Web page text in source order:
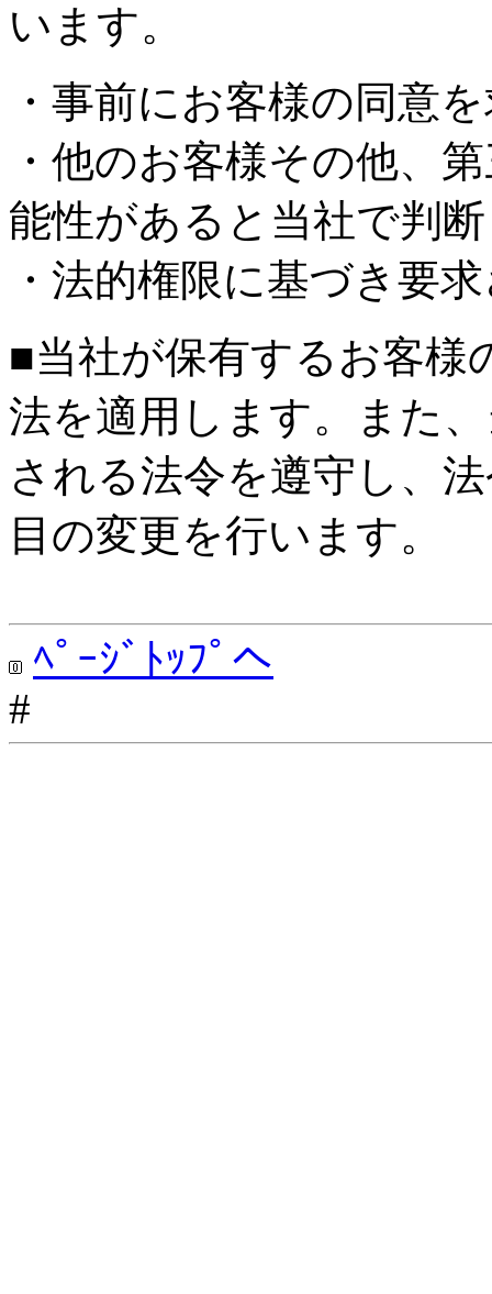
います。
・事前にお客様の同意
・他のお客様その他、
能性があると当社で判
・法的権限に基づき要
■当社が保有するお客様
法を適用します。また
される法令を遵守し、
目の変更を行います。
ﾍﾟｰｼﾞﾄｯﾌﾟへ
#